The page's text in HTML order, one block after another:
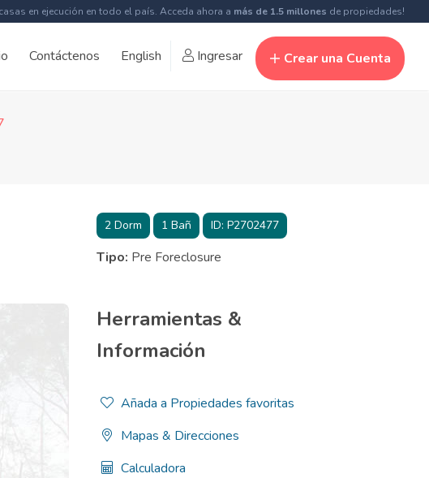
en ejecución en todo el país. Acceda ahora a más de 1.5 millones de propiedades!
Contáctenos English Ingresar Crear una Cuenta
2Dorm 1Bañ ID: P2702477
Tipo: Pre Foreclosure
Herramientas &
Información
Añada a Propiedades favoritas
Mapas & Direcciones
Calculadora